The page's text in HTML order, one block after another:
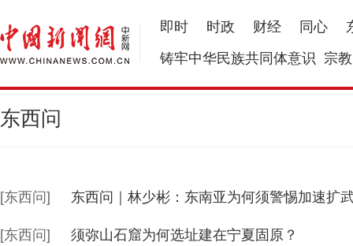
即时 时政 财经 同心
铸牢中华民族共同体意识 宗教
东西问
[东西问] 东西问｜林少彬：东南亚为何须警惕加速扩
[东西问] 须弥山石窟为何选址建在宁夏固原？